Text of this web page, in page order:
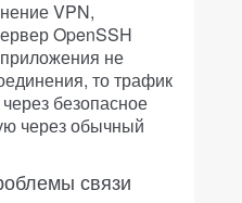
VPN,
OpenSSH
не
то трафик
безопасное
через обычный
связи